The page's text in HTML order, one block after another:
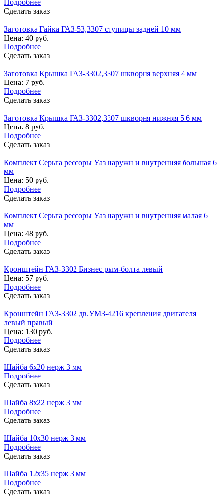
Подробнее
Сделать заказ
Заготовка Гайка ГАЗ-53,3307 ступицы задней 10 мм
Цена: 40 руб.
Подробнее
Сделать заказ
Заготовка Крышка ГАЗ-3302,3307 шкворня верхняя 4 мм
Цена: 7 руб.
Подробнее
Сделать заказ
Заготовка Крышка ГАЗ-3302,3307 шкворня нижняя 5 6 мм
Цена: 8 руб.
Подробнее
Сделать заказ
Комплект Серьга рессоры Уаз наружн и внутренняя большая 6
мм
Цена: 50 руб.
Подробнее
Сделать заказ
Комплект Серьга рессоры Уаз наружн и внутренняя малая 6
мм
Цена: 48 руб.
Подробнее
Сделать заказ
Кронштейн ГАЗ-3302 Бизнес рым-болта левый
Цена: 57 руб.
Подробнее
Сделать заказ
Кронштейн ГАЗ-3302 дв.УМЗ-4216 крепления двигателя
левый правый
Цена: 130 руб.
Подробнее
Сделать заказ
Шайба 6х20 нерж 3 мм
Подробнее
Сделать заказ
Шайба 8х22 нерж 3 мм
Подробнее
Сделать заказ
Шайба 10х30 нерж 3 мм
Подробнее
Сделать заказ
Шайба 12х35 нерж 3 мм
Подробнее
Сделать заказ